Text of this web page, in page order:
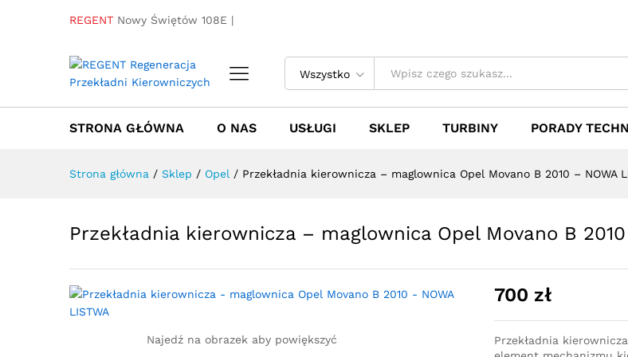
REGENT Nowy Świętów 108E |
Wszystko
STRONA GŁÓWNA O NAS USŁUGI SKLEP TURBINY PORADY
Strona główna / Sklep / Opel / Przekładnia kierownicza – maglownica Opel Movano B 2010 – NOWA
Przekładnia kierownicza – maglownica Opel Movano B 2010
Najedź na obrazek aby powiększyć
700 zł
Przekładnia
Przekładnia kierownicza - maglownica Opel Movano B 2010 -